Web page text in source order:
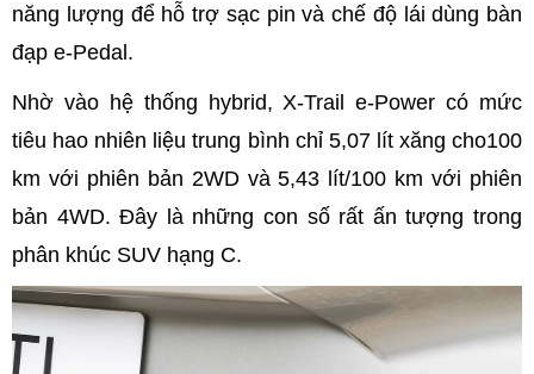
năng lượng để hỗ trợ sạc pin và chế độ lái dùng bàn
đạp e-Pedal.
Nhờ vào hệ thống hybrid, X-Trail e-Power có mức
tiêu hao nhiên liệu trung bình chỉ 5,07 lít xăng cho100
km với phiên bản 2WD và 5,43 lít/100 km với phiên
bản 4WD. Đây là những con số rất ấn tượng trong
phân khúc SUV hạng C.